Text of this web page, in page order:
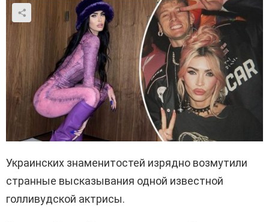
Украинских знаменитостей изрядно возмутили
странные высказывания одной известной
голливудской актрисы.